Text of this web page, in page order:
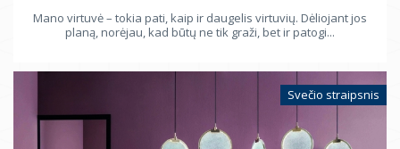
Mano virtuvė – tokia pati, kaip ir daugelis virtuvių. Dėliojant jos
planą, norėjau, kad būtų ne tik graži, bet ir patogi...
Svečio straipsnis